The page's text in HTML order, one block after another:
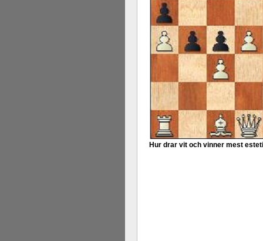
Hur drar vit och vinner mest